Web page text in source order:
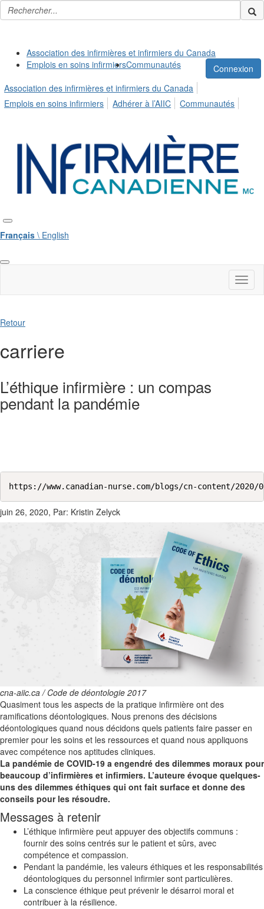
Association des infirmières et infirmiers du Canada
Emplois en soins infirmiersCommunautés
Connexion
Association des infirmières et infirmiers du Canada
Emplois en soins infirmiers
Adhérer à l’AIIC Communautés
Français \ English
Retour
carriere
L’éthique infirmière : un compas
pendant la pandémie
https://www.canadian-nurse.com/blogs/cn-content/
juin 26, 2020, Par: Kristin Zelyck
cna-aiic.ca / Code de déontologie 2017
Quasiment tous les aspects de la pratique infirmière ont des
ramifications déontologiques. Nous prenons des décisions
déontologiques quand nous décidons quels patients faire passer en
premier pour les soins et les ressources et quand nous appliquons
avec compétence nos aptitudes cliniques.
La pandémie de COVID-19 a engendré des dilemmes moraux pour
beaucoup d’infirmières et infirmiers. L’auteure évoque quelques-
uns des dilemmes éthiques qui ont fait surface et donne des
conseils pour les résoudre.
Messages à retenir
L’éthique infirmière peut appuyer des objectifs communs :
fournir des soins centrés sur le patient et sûrs, avec
compétence et compassion.
Pendant la pandémie, les valeurs éthiques et les responsabilités
déontologiques du personnel infirmier sont particulières.
La conscience éthique peut prévenir le désarroi moral et
contribuer à la résilience.